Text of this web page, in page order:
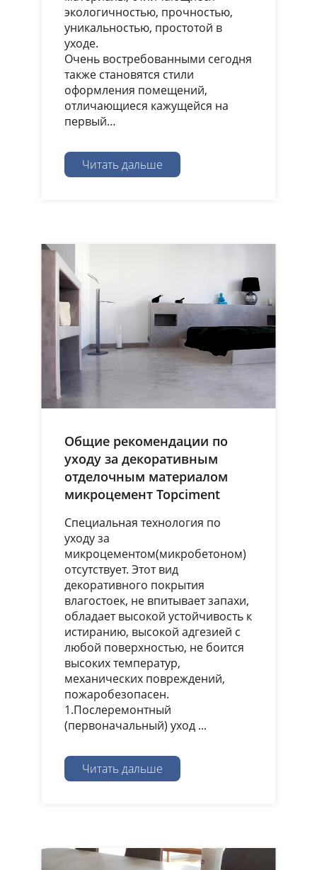
экологичностью, прочностью,
уникальностью, простотой в
уходе.
Очень востребованными сегодня
также становятся стили
оформления помещений,
отличающиеся кажущейся на
первый…
Читать дальше
Общие рекомендации по
уходу за декоративным
отделочным материалом
микроцемент Topciment
Специальная технология по
уходу за
микроцементом(микробетоном)
отсутствует. Этот вид
декоративного покрытия
влагостоек, не впитывает запахи,
обладает высокой устойчивость к
истиранию, высокой адгезией с
любой поверхностью, не боится
высоких температур,
механических повреждений,
пожаробезопасен.
1.Послеремонтный
(первоначальный) уход ...
Читать дальше